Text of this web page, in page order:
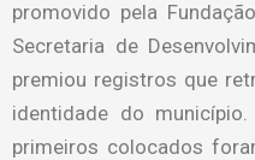
promovido pela
Secretaria de
premiou registros que
identidade do
primeiros colocados